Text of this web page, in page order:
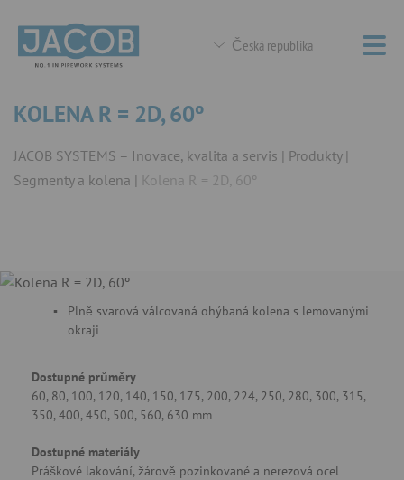
Česká republika
KOLENA R = 2D, 60º
JACOB SYSTEMS – Inovace, kvalita a servis
Produkty
Segmenty a kolena
Kolena R = 2D, 60º
Plně svarová válcovaná ohýbaná kolena s lemovanými
okraji
Dostupné průměry
60, 80, 100, 120, 140, 150, 175, 200, 224, 250, 280, 300, 315,
350, 400, 450, 500, 560, 630 mm
Dostupné materiály
Práškové lakování, žárově pozinkované a nerezová ocel